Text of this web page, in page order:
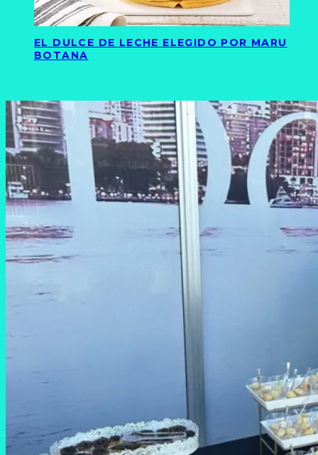
EL DULCE DE LECHE ELEGIDO POR MARU
BOTANA